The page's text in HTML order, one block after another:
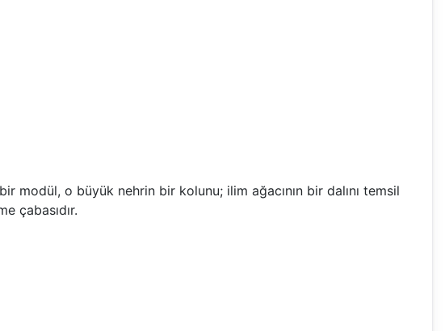
o büyük nehrin bir kolunu; ilim ağacının bir dalını temsil
çabasıdır.